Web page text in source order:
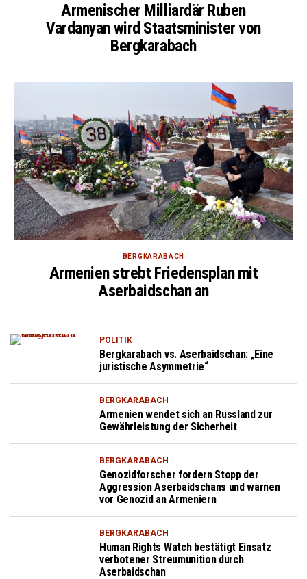
Armenischer Milliardär Ruben
Vardanyan wird Staatsminister von
Bergkarabach
BERGKARABACH
Armenien strebt Friedensplan mit
Aserbaidschan an
POLITIK
Bergkarabach vs. Aserbaidschan: „Eine
juristische Asymmetrie“
BERGKARABACH
Armenien wendet sich an Russland zur
Gewährleistung der Sicherheit
BERGKARABACH
Genozidforscher fordern Stopp der
Aggression Aserbaidschans und warnen
vor Genozid an Armeniern
BERGKARABACH
Human Rights Watch bestätigt Einsatz
verbotener Streumunition durch
Aserbaidschan